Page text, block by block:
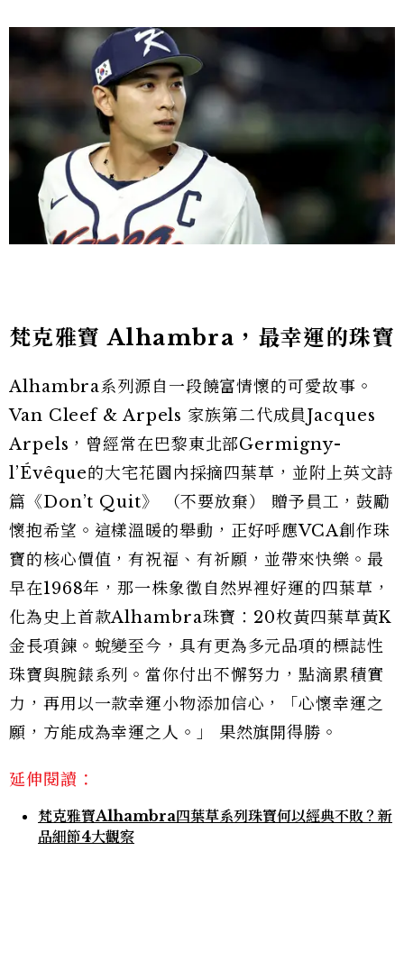
梵克雅寶 Alhambra，最幸運的珠寶
Alhambra系列源自一段饒富情懷的可愛故事。
Van Cleef & Arpels 家族第二代成員Jacques
Arpels，曾經常在巴黎東北部Germigny-
l’Évêque的大宅花園內採摘四葉草，並附上英文詩
篇《Don’t Quit》 （不要放棄） 贈予員工，鼓勵
懷抱希望。這樣溫暖的舉動，正好呼應VCA創作珠
寶的核心價值，有祝福、有祈願，並帶來快樂。最
早在1968年，那一株象徵自然界裡好運的四葉草，
化為史上首款Alhambra珠寶：20枚黃四葉草黃K
金長項鍊。蛻變至今，具有更為多元品項的標誌性
珠寶與腕錶系列。當你付出不懈努力，點滴累積實
力，再用以一款幸運小物添加信心，「心懷幸運之
願，方能成為幸運之人。」 果然旗開得勝。
延伸閱讀：
梵克雅寶Alhambra四葉草系列珠寶何以經典不敗？新
品細節4大觀察